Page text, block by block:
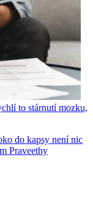
to stárnutí mozku,
do kapsy není nic
Praveethy